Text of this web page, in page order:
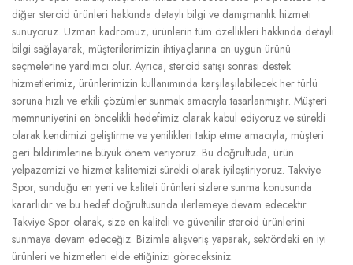
diğer steroid ürünleri hakkında detaylı bilgi ve danışmanlık hizmeti
sunuyoruz. Uzman kadromuz, ürünlerin tüm özellikleri hakkında detaylı
bilgi sağlayarak, müşterilerimizin ihtiyaçlarına en uygun ürünü
seçmelerine yardımcı olur. Ayrıca, steroid satışı sonrası destek
hizmetlerimiz, ürünlerimizin kullanımında karşılaşılabilecek her türlü
soruna hızlı ve etkili çözümler sunmak amacıyla tasarlanmıştır. Müşteri
memnuniyetini en öncelikli hedefimiz olarak kabul ediyoruz ve sürekli
olarak kendimizi geliştirme ve yenilikleri takip etme amacıyla, müşteri
geri bildirimlerine büyük önem veriyoruz. Bu doğrultuda, ürün
yelpazemizi ve hizmet kalitemizi sürekli olarak iyileştiriyoruz. Takviye
Spor, sunduğu en yeni ve kaliteli ürünleri sizlere sunma konusunda
kararlıdır ve bu hedef doğrultusunda ilerlemeye devam edecektir.
Takviye Spor olarak, size en kaliteli ve güvenilir steroid ürünlerini
sunmaya devam edeceğiz. Bizimle alışveriş yaparak, sektördeki en iyi
ürünleri ve hizmetleri elde ettiğinizi göreceksiniz.